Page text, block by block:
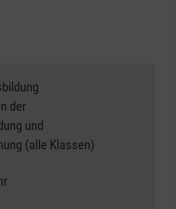
der
und
(alle Klassen)